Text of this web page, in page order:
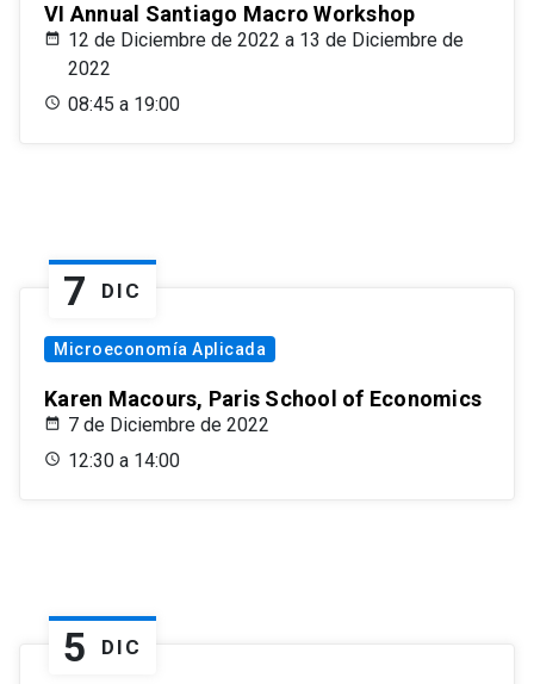
VI Annual Santiago Macro Workshop
12 de Diciembre de 2022 a 13 de Diciembre de
2022
08:45 a 19:00
7 DIC
Microeconomía Aplicada
Karen Macours, Paris School of Economics
7 de Diciembre de 2022
12:30 a 14:00
5 DIC